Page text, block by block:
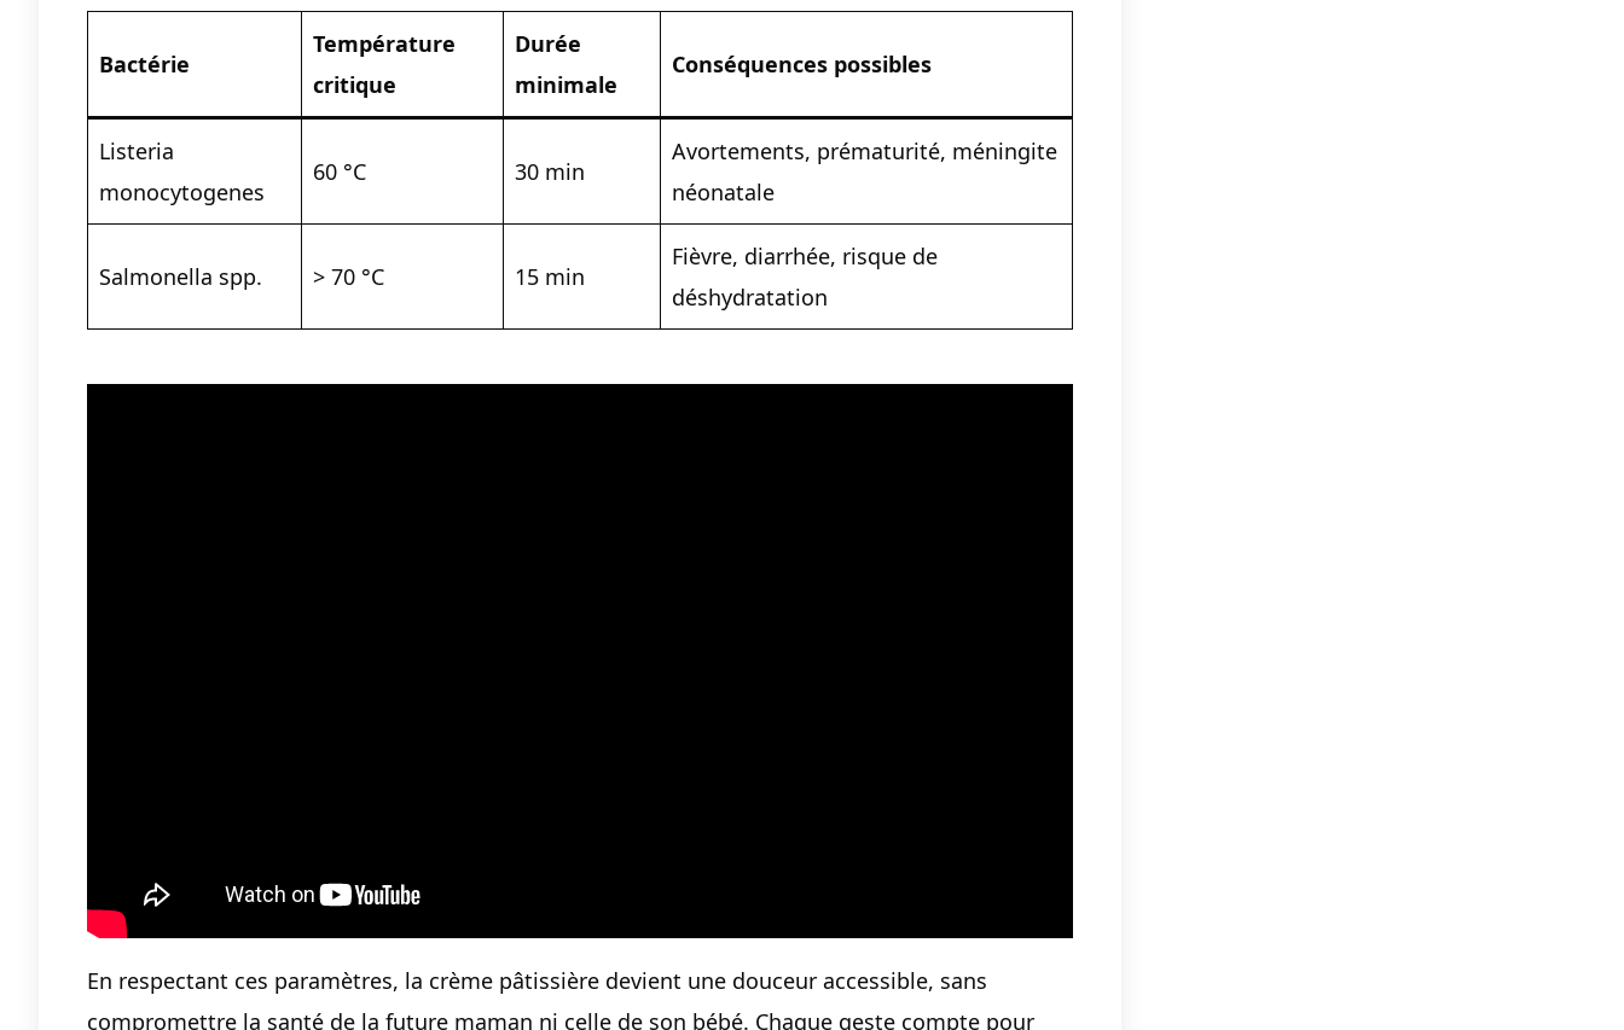
Bactérie
Température
critique
Durée
minimale
Conséquences possibles
Listeria
monocytogenes
60 °C 30 min
Avortements, prématurité, méningite
néonatale
Salmonella spp. > 70 °C 15 min
Fièvre, diarrhée, risque de
déshydratation
En respectant ces paramètres, la crème pâtissière devient une douceur accessible, sans
compromettre la santé de la future maman ni celle de son bébé. Chaque geste compte pour